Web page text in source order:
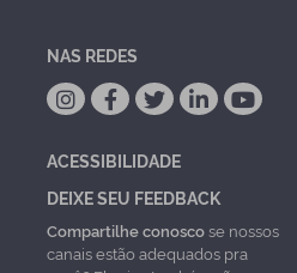
NAS REDES
ACESSIBILIDADE
DEIXE SEU FEEDBACK
Compartilhe conoscose nossos
canais estão adequados pra